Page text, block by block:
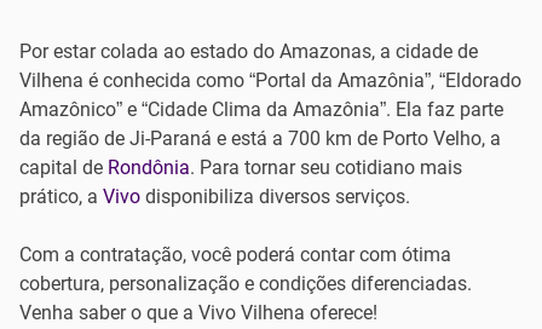
Por estar colada ao estado do Amazonas, a cidade de
Vilhena é conhecida como “Portal da Amazônia”, “Eldorado
Amazônico” e “Cidade Clima da Amazônia”. Ela faz parte
da região de Ji-Paraná e está a 700 km de Porto Velho, a
capital de Rondônia. Para tornar seu cotidiano mais
prático, a Vivo disponibiliza diversos serviços.
Com a contratação, você poderá contar com ótima
cobertura, personalização e condições diferenciadas.
Venha saber o que a Vivo Vilhena oferece!